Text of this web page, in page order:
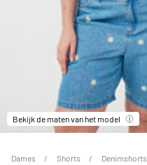
Bekijk de maten van het model
Dames Shorts Denimshorts